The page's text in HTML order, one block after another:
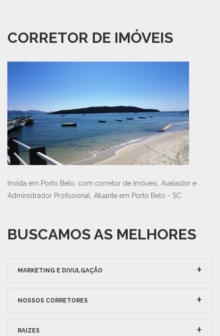
CORRETOR DE IMÓVEIS
Invista em Porto Belo, com corretor de Imóveis, Avaliador e
Administrador Profissional. Atuante em Porto Belo - SC
BUSCAMOS AS MELHORES
MARKETING E DIVULGAÇÃO
NOSSOS CORRETORES
RAIZES